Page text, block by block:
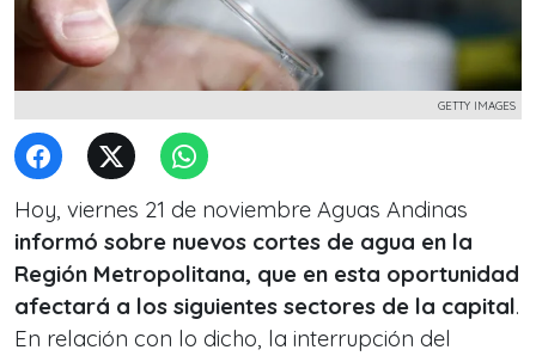
GETTY IMAGES
Hoy, viernes 21 de noviembre Aguas Andinas
informó sobre nuevos cortes de agua en la
Región Metropolitana, que en esta oportunidad
afectará a los siguientes sectores de la capital.
En relación con lo dicho, la interrupción del